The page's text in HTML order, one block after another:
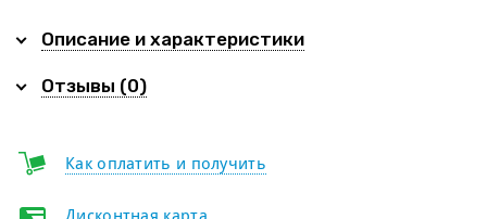
Описание и характеристики
Отзывы (0)
Как оплатить и получить